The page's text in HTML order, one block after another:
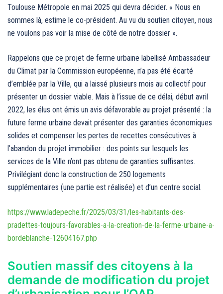
Toulouse Métropole en mai 2025 qui devra décider. « Nous en
sommes là, estime le co-président. Au vu du soutien citoyen, nous
ne voulons pas voir la mise de côté de notre dossier ».
Rappelons que ce projet de ferme urbaine labellisé Ambassadeur
du Climat par la Commission européenne, n’a pas été écarté
d’emblée par la Ville, qui a laissé plusieurs mois au collectif pour
présenter un dossier viable. Mais à l’issue de ce délai, début avril
2022, les élus ont émis un avis défavorable au projet présenté : la
future ferme urbaine devait présenter des garanties économiques
solides et compenser les pertes de recettes consécutives à
l’abandon du projet immobilier : des points sur lesquels les
services de la Ville n’ont pas obtenu de garanties suffisantes.
Privilégiant donc la construction de 250 logements
supplémentaires (une partie est réalisée) et d’un centre social.
https://www.ladepeche.fr/2025/03/31/les-habitants-des-
pradettes-toujours-favorables-a-la-creation-de-la-ferme-urbaine-a-
bordeblanche-12604167.php
Soutien massif des citoyens à la
demande de modification du projet